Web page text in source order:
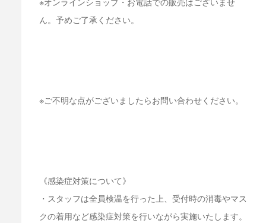
ん。予めご了承ください。
※ご不明な点がございましたらお問い合わせください。
《感染症対策について》
・スタッフは全員検温を行った上、受付時の消毒やマス
クの着用など感染症対策を行いながら実施いたします。